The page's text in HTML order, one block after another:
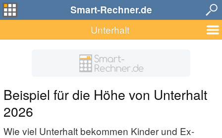
Smart-Rechner.de
Unterhalt
Beispiel für die Höhe von Unterhalt
2026
Wie viel Unterhalt bekommen Kinder und Ex-